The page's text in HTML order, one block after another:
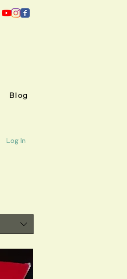
Blog
Log In